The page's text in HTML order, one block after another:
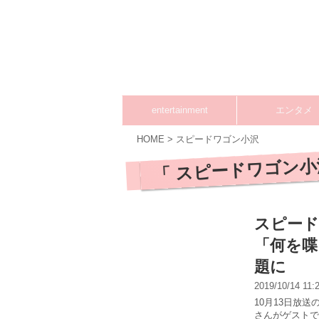
entertainment エンタメ
HOME > スピードワゴン小沢
「 スピードワゴン
スピー
「何を
題に
2019/10/14
10月13日放送
さんがゲスト